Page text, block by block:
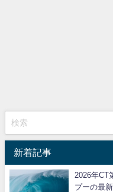
新着記事
2026年CT
プーの最